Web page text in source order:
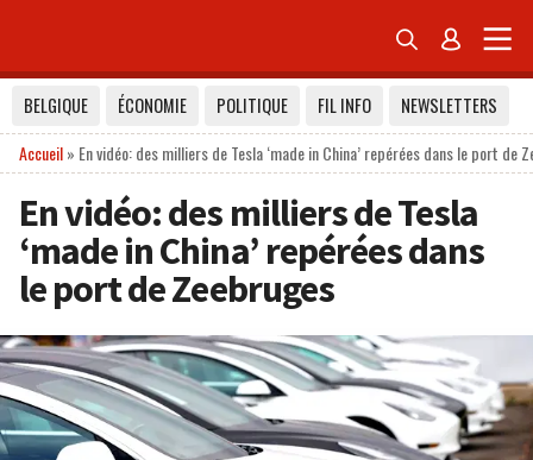
 
BELGIQUE ÉCONOMIE POLITIQUE FIL INFO
NEWSLETTERS
Accueil» En vidéo: des milliers de Tesla ‘made in China’ repérées dans le port de
En vidéo: des milliers de Tesla
‘made in China’ repérées dans
le port de Zeebruges